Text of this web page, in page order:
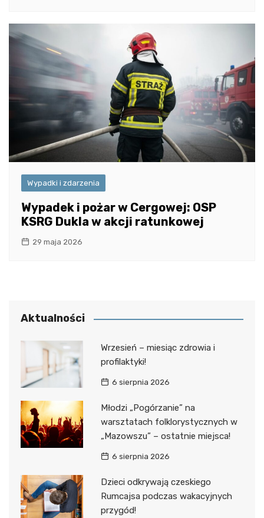
Wypadki i zdarzenia
Wypadek i pożar w Cergowej: OSP
KSRG Dukla w akcji ratunkowej
29 maja 2026
Aktualności
Wrzesień – miesiąc zdrowia i
profilaktyki!
6 sierpnia 2026
Młodzi „Pogórzanie” na
warsztatach folklorystycznych w
„Mazowszu” – ostatnie miejsca!
6 sierpnia 2026
Dzieci odkrywają czeskiego
Rumcajsa podczas wakacyjnych
przygód!